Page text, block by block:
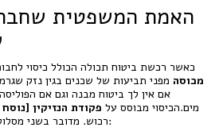
כאשר רכשת ביטוח תכולה הכולל כיסוי
מכוסה מפני תביעות של שכנים בגין נזק
אם אין לך ביטוח מבנה וגם אם
מים.הכיסוי מבוסס על פקודת הנזיקין
רכוש. מדובר בשני מסלולים משפטיים ונזיקיים שונים: